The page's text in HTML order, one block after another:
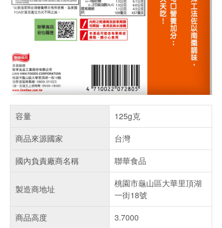
容量
125g克
商品來源國家
台灣
國內負責廠商名稱
聯華食品
製造商地址
桃園市龜山區大華里頂湖
一街18號
商品高度
3.7000